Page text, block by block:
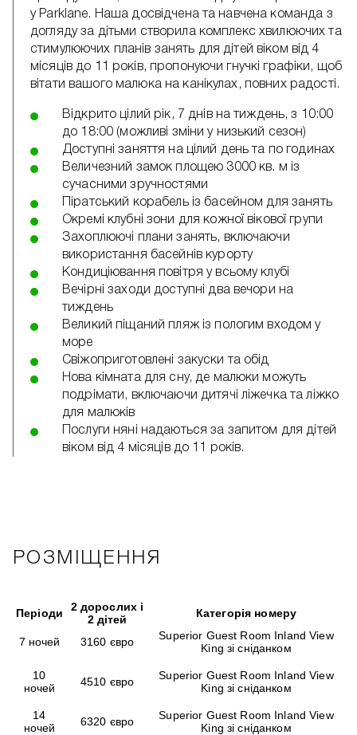
у Parklane. Наша досвідчена та навчена команда з
догляду за дітьми створила комплекс хвилюючих та
стимулюючих планів занять для дітей віком від 4
місяців до 11 років, пропонуючи гнучкі графіки, щоб
вітати вашого малюка на канікулах, повних радості.
Відкрито цілий рік, 7 днів на тиждень, з 10:00
до 18:00 (можливі зміни у низький сезон)
Доступні заняття на цілий день та по годинах
Величезний замок площею 3000 кв. м із
сучасними зручностями
Піратський корабель із басейном для занять
Окремі клубні зони для кожної вікової групи
Захоплюючі плани занять, включаючи
використання басейнів курорту
Кондиціювання повітря у всьому клубі
Вечірні заходи доступні два вечори на
тиждень
Великий піщаний пляж із пологим входом у
море
Свіжоприготовлені закуски та обід
Нова кімната для сну, де малюки можуть
подрімати, включаючи дитячі ліжечка та ліжко
для малюків
Послуги няні надаються за запитом для дітей
віком від 4 місяців до 11 років.
РОЗМІЩЕННЯ
Періоди
2 дорослих і
2 дітей
Категорія номеру
7 ночей 3160 євро
Superior Guest Room Inland View
King зі сніданком
10
ночей
4510 євро
Superior Guest Room Inland View
King зі сніданком
14
ночей
6320 євро
Superior Guest Room Inland View
King зі сніданком